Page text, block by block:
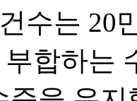
수는 20
합하는